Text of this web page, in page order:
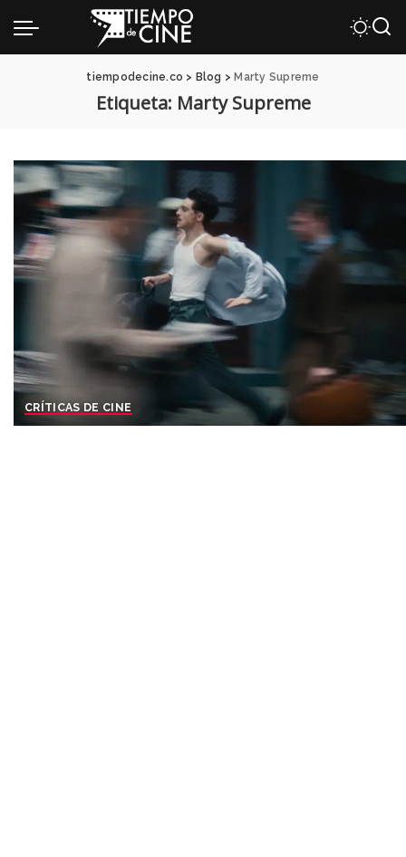
tiempodecine.co > Blog > Marty Supreme
Etiqueta: Marty Supreme
CRÍTICAS DE CINE